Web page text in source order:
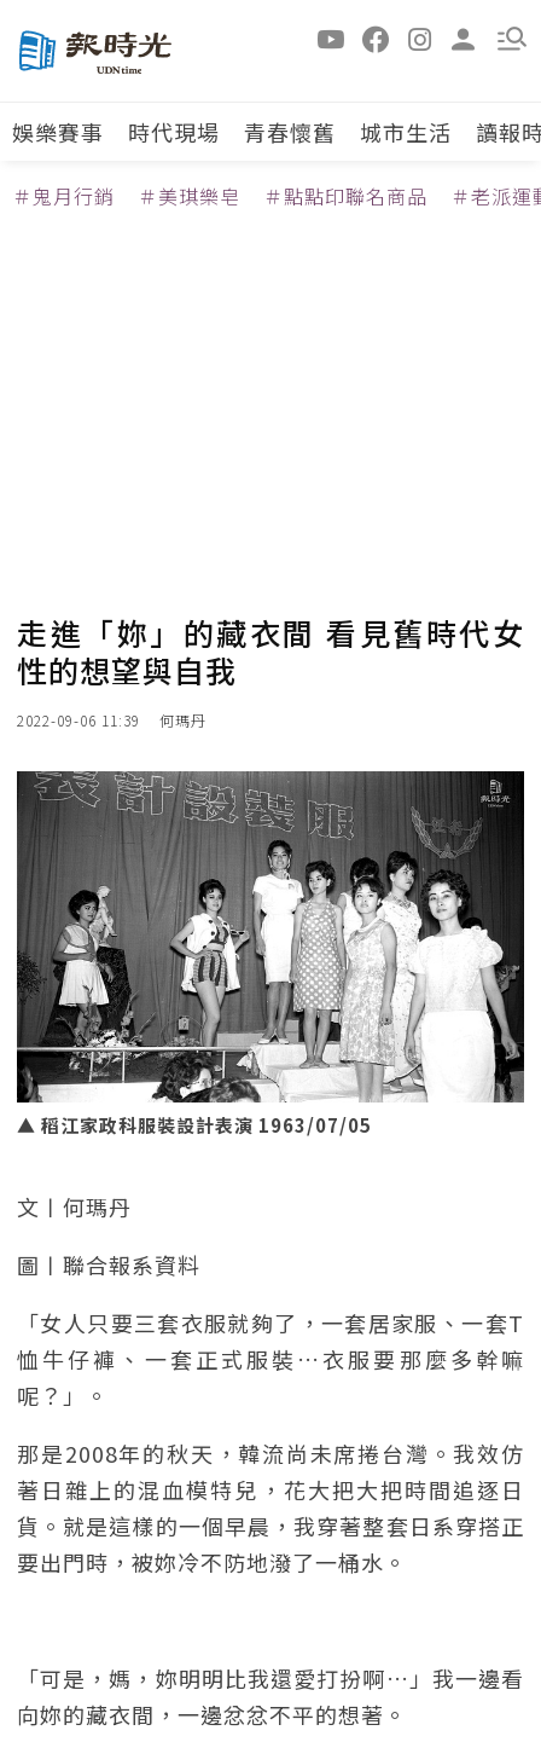
娛樂賽事 時代現場 青春懷舊 城市生活 讀報
＃鬼月行銷 ＃美琪樂皂 ＃點點印聯名商品 ＃老派運
走進「妳」的藏衣間 看見舊時代女
性的想望與自我
2022-09-06 11:39 何瑪丹
▲ 稻江家政科服裝設計表演 1963/07/05
文〡何瑪丹
圖〡聯合報系資料
「女人只要三套衣服就夠了，一套居家服、一套T
恤牛仔褲、一套正式服裝…衣服要那麼多幹嘛
呢？」。
那是2008年的秋天，韓流尚未席捲台灣。我效仿
著日雜上的混血模特兒，花大把大把時間追逐日
貨。就是這樣的一個早晨，我穿著整套日系穿搭正
要出門時，被妳冷不防地潑了一桶水。
「可是，媽，妳明明比我還愛打扮啊…」我一邊看
向妳的藏衣間，一邊忿忿不平的想著。